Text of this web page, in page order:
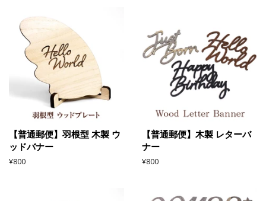
【普通郵便】羽根型 木製 ウ
ッドバナー
通
¥800
【普通郵便】木製 レターバ
ナー
通
¥800